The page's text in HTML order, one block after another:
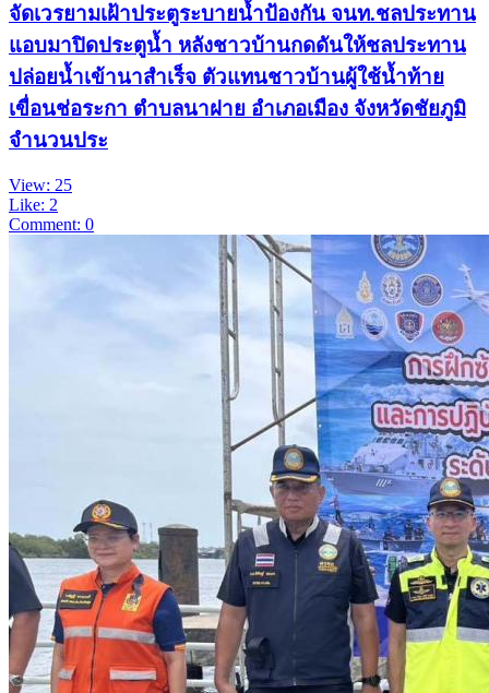
จัดเวรยามเฝ้าประตูระบายน้ำป้องกัน จนท.ชลประทาน
แอบมาปิดประตูน้ำ หลังชาวบ้านกดดันให้ชลประทาน
ปล่อยน้ำเข้านาสำเร็จ ตัวแทนชาวบ้านผู้ใช้น้ำท้าย
เขื่อนช่อระกา ตำบลนาฝาย อำเภอเมือง จังหวัดชัยภูมิ
จำนวนประ
View: 25
Like: 2
Comment: 0